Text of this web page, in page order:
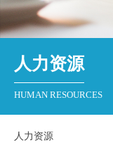
人力资源
HUMAN RESOURCES
人力资源